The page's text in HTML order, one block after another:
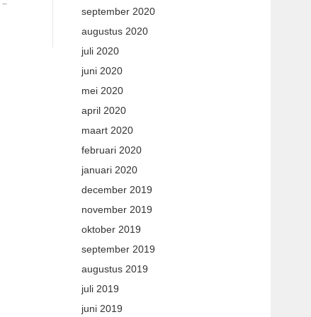
september 2020
augustus 2020
juli 2020
juni 2020
mei 2020
april 2020
maart 2020
februari 2020
januari 2020
december 2019
november 2019
oktober 2019
september 2019
augustus 2019
juli 2019
juni 2019